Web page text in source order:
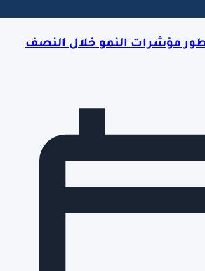
مؤشرات النمو خلال النصف